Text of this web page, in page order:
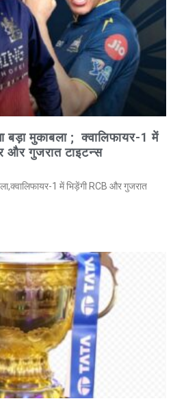
मुकाबला ; क्वालिफायर-1 में
और गुजरात टाइटन्स
1 में भिड़ेंगी RCB और गुजरात